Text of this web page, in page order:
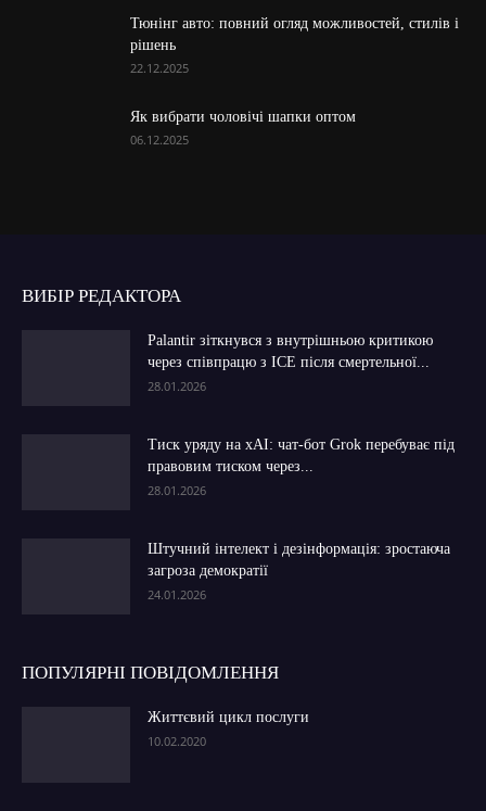
Тюнінг авто: повний огляд можливостей, стилів і
рішень
22.12.2025
Як вибрати чоловічі шапки оптом
06.12.2025
ВИБІР РЕДАКТОРА
Palantir зіткнувся з внутрішньою критикою
через співпрацю з ICE після смертельної...
28.01.2026
Тиск уряду на xAI: чат-бот Grok перебуває під
правовим тиском через...
28.01.2026
Штучний інтелект і дезінформація: зростаюча
загроза демократії
24.01.2026
ПОПУЛЯРНІ ПОВІДОМЛЕННЯ
Життєвий цикл послуги
10.02.2020